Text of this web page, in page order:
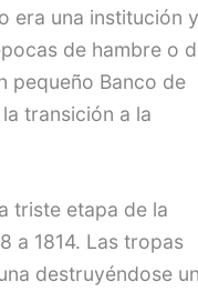
era una institución y
de hambre o
pequeño Banco de
transición a la
triste etapa de la
a 1814. Las tropas
destruyéndose un